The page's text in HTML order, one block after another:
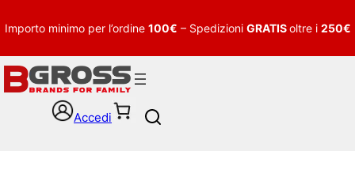
Importo minimo per l’ordine 100€ – Spedizioni GRATISoltre i 250€
Accedi